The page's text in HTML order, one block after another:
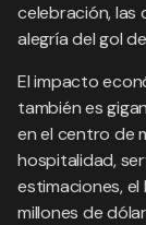
celebración, las
alegría del gol
El impacto
también es
en el centro de
hospitalidad,
estimaciones,
millones de